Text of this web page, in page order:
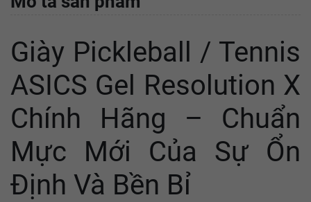
Giày Pickleball / Tennis
ASICS Gel Resolution X
Chính Hãng – Chuẩn
Mực Mới Của Sự Ổn
Định Và Bền Bỉ